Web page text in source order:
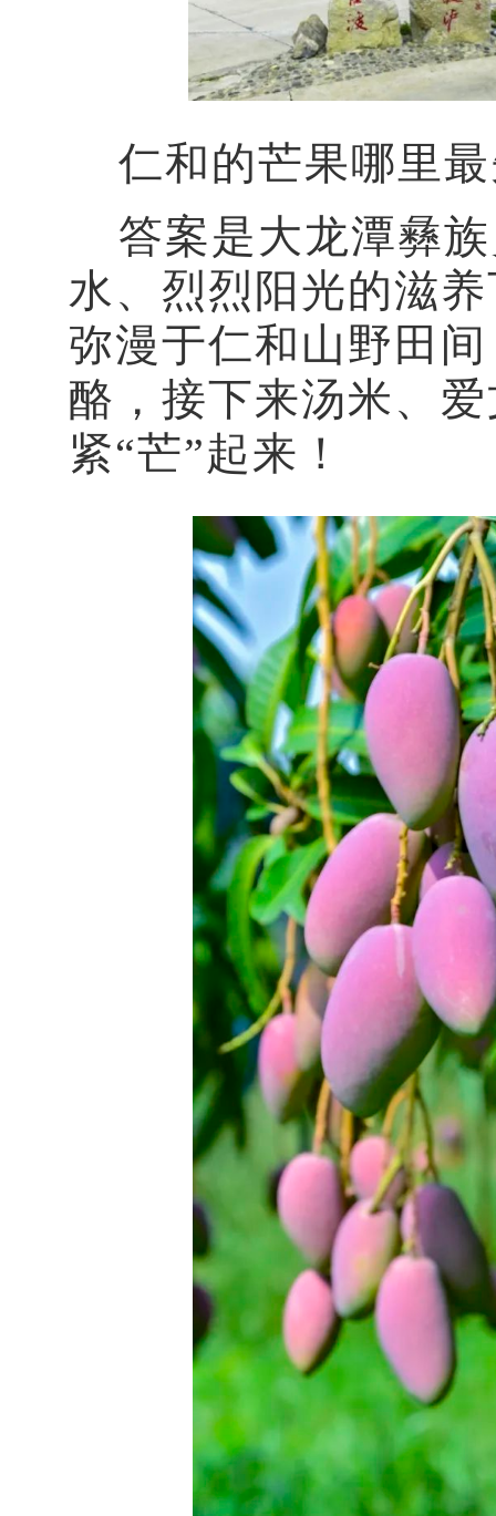
仁和的芒果哪里
答案是大龙潭彝
水、烈烈阳光的滋
弥漫于仁和山野田
酪，接下来汤米、
紧“芒”起来！